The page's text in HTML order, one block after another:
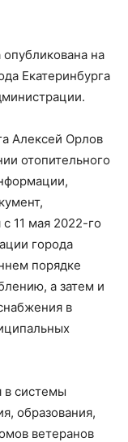
на
Екатеринбурга
Алексей Орлов
отопительного
11 мая 2022-го
города
порядке
а затем и
в
в системы
образования,
ветеранов